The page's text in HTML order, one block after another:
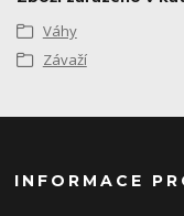
Váhy
Závaží
INFORMACE